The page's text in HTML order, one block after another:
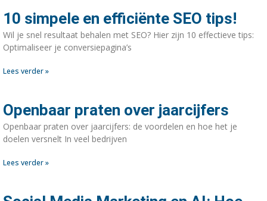
10 simpele en efficiënte SEO tips!
Wil je snel resultaat behalen met SEO? Hier zijn 10 effectieve tips:
Optimaliseer je conversiepagina’s
Lees verder »
Openbaar praten over jaarcijfers
Openbaar praten over jaarcijfers: de voordelen en hoe het je
doelen versnelt In veel bedrijven
Lees verder »